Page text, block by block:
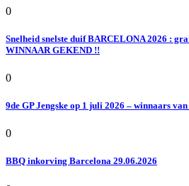
0
Snelheid snelste duif BARCELONA 2026 :
WINNAAR GEKEND !!
0
9de GP Jengske op 1 juli 2026 – winnaars
0
BBQ inkorving Barcelona 29.06.2026